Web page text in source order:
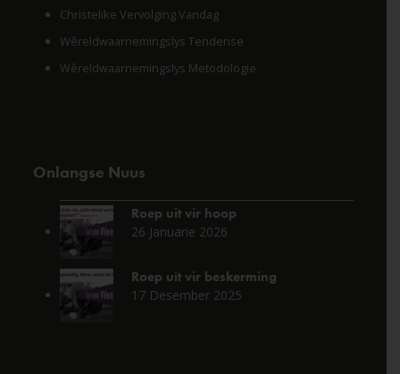
Christelike Vervolging Vandag
Wêreldwaarnemingslys Tendense
Wêreldwaarnemingslys Metodologie
Onlangse Nuus
Roep uit vir hoop
26 Januarie 2026
Roep uit vir beskerming
17 Desember 2025